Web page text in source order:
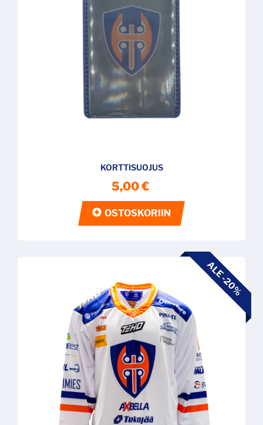
KORTTISUOJUS
5,00 €
OSTOSKORIIN
ALE -20%